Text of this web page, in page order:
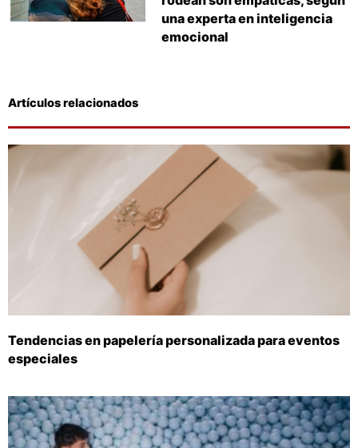
una experta en inteligencia
emocional
Artículos relacionados
Tendencias en papelería personalizada para eventos
especiales